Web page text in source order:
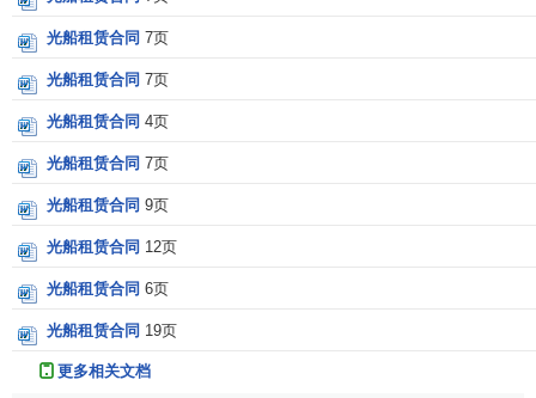
光船租赁合同 7页
光船租赁合同 7页
光船租赁合同 4页
光船租赁合同 7页
光船租赁合同 9页
光船租赁合同 12页
光船租赁合同 6页
光船租赁合同 19页
更多相关文档